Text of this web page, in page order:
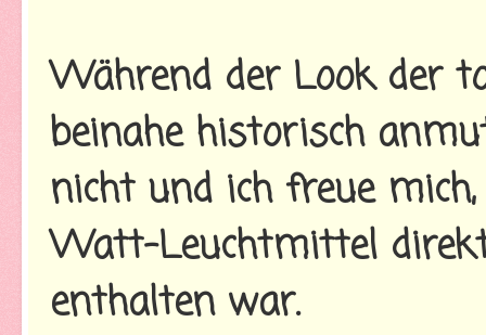
Während der Look der
beinahe historisch
nicht und ich freue
Watt-Leuchtmittel
enthalten war.